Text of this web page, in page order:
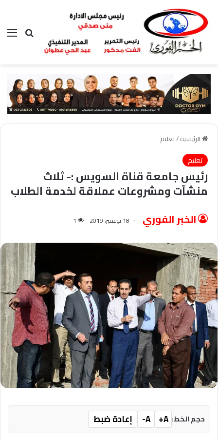
بحث عن
الرئيسية/تعليم
تعليم
رئيس جامعة قناة السويس :- ثلاث
منشآت ومشروعات عملاقة لخدمة الطلاب
الخبر الفوري 18 نوفمبر، 2019 1
حجم الخط: A+
A-
إعادة ضبط